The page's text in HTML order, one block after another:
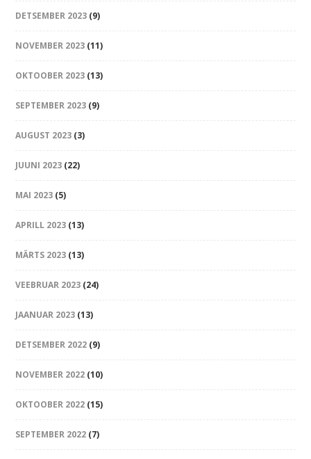
DETSEMBER 2023 (9)
NOVEMBER 2023 (11)
OKTOOBER 2023 (13)
SEPTEMBER 2023 (9)
AUGUST 2023 (3)
JUUNI 2023 (22)
MAI 2023 (5)
APRILL 2023 (13)
MÄRTS 2023 (13)
VEEBRUAR 2023 (24)
JAANUAR 2023 (13)
DETSEMBER 2022 (9)
NOVEMBER 2022 (10)
OKTOOBER 2022 (15)
SEPTEMBER 2022 (7)